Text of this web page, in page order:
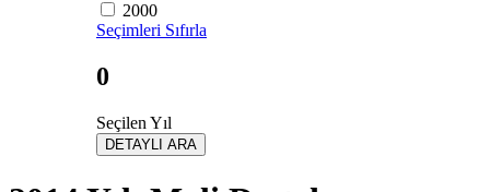
2000
Seçimleri Sıfırla
0
Seçilen Yıl
DETAYLI ARA